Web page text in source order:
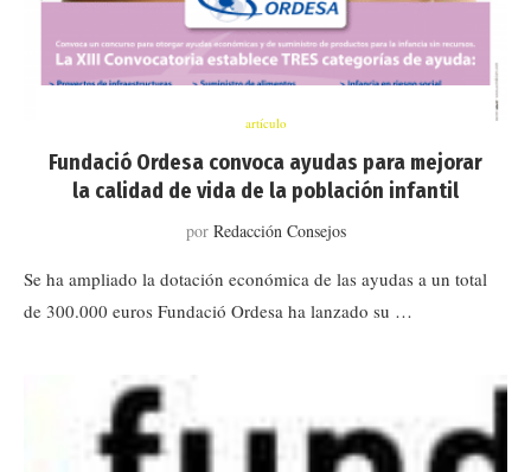
artículo
Fundació Ordesa convoca ayudas para mejorar
la calidad de vida de la población infantil
por Redacción Consejos
Se ha ampliado la dotación económica de las ayudas a un total
de 300.000 euros Fundació Ordesa ha lanzado su …